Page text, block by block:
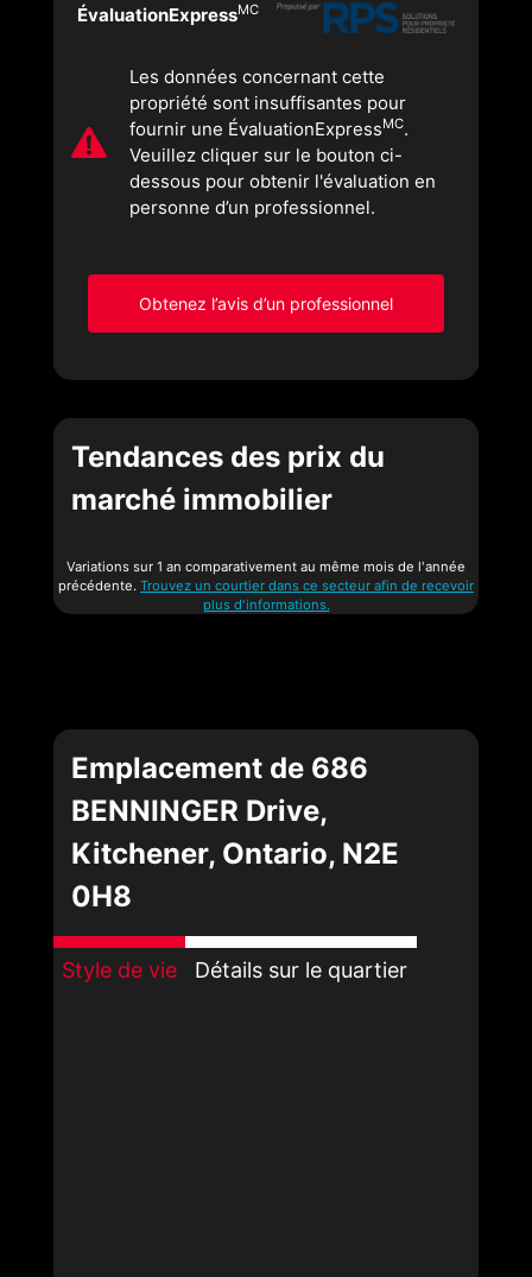
ÉvaluationExpressMC
Les données concernant cette
propriété sont insuffisantes pour
fournir une ÉvaluationExpressMC.
Veuillez cliquer sur le bouton ci-
dessous pour obtenir l'évaluation en
personne d’un professionnel.
Obtenez l’avis d’un professionnel
Tendances des prix du
marché immobilier
Variations sur 1 an comparativement au même mois de l'année
précédente. Trouvez un courtier dans ce secteur afin de recevoir
plus d'informations.
Emplacement de 686
BENNINGER Drive,
Kitchener, Ontario, N2E
0H8
Style de vie Détails sur le quartier